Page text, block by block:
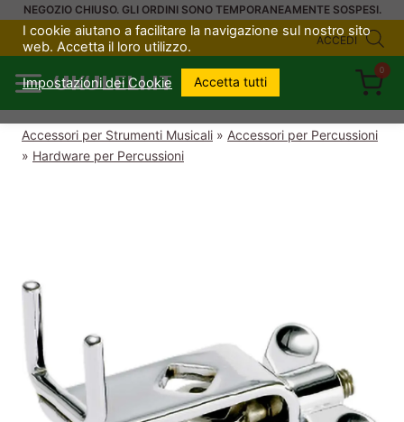
SaltaNEGOZIO CHIUSO. GLI ORDINI SONO TEMPORANEAMENTE SOSPESI.
ACCEDI
UKULELI.IT
0
Accessori per Strumenti Musicali » Accessori per Percussioni
» Hardware per Percussioni
I cookie aiutano a facilitare la navigazione sul nostro sito
web. Accetta il loro utilizzo.
Impostazioni dei Cookie Accetta tutti